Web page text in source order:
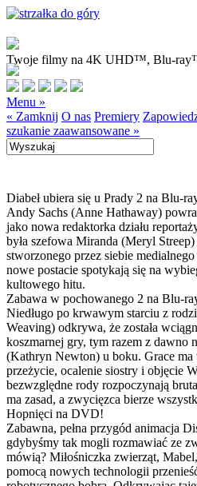
Twoje filmy na 4K UHD™, Blu-
Menu »
« Zamknij O nas Premiery
szukanie zaawansowane »
Diabeł ubiera się u Prady 2 na Blu-
Andy Sachs (Anne Hathaway)
jako nowa redaktorka działu
była szefowa Miranda (Meryl
stworzonego przez siebie
nowe postacie spotykają się na
kultowego hitu.
Zabawa w pochowanego 2 na Blu-
Niedługo po krwawym starciu z
Weaving) odkrywa, że została
koszmarnej gry, tym razem z dawno
(Kathryn Newton) u boku. Grace ma
przeżycie, ocalenie siostry i objęcie
bezwzględne rody rozpoczynają
ma zasad, a zwycięzca bierze
Hopnięci na DVD!
Zabawna, pełna przygód animacja
gdybyśmy tak mogli rozmawiać ze
mówią? Miłośniczka zwierząt,
pomocą nowych technologii